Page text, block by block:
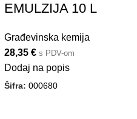
EMULZIJA 10 L
Građevinska kemija
28,35 € s PDV-om
Dodaj na popis
Šifra: 000680